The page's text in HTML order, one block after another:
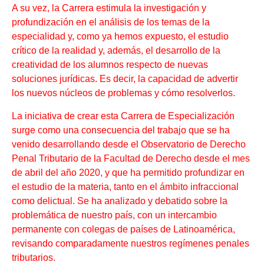
A su vez, la Carrera estimula la investigación y
profundización en el análisis de los temas de la
especialidad y, como ya hemos expuesto, el estudio
crítico de la realidad y, además, el desarrollo de la
creatividad de los alumnos respecto de nuevas
soluciones jurídicas. Es decir, la capacidad de advertir
los nuevos núcleos de problemas y cómo resolverlos.
La iniciativa de crear esta Carrera de Especialización
surge como una consecuencia del trabajo que se ha
venido desarrollando desde el Observatorio de Derecho
Penal Tributario de la Facultad de Derecho desde el mes
de abril del año 2020, y que ha permitido profundizar en
el estudio de la materia, tanto en el ámbito infraccional
como delictual. Se ha analizado y debatido sobre la
problemática de nuestro país, con un intercambio
permanente con colegas de países de Latinoamérica,
revisando comparadamente nuestros regímenes penales
tributarios.